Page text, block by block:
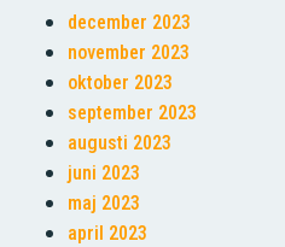
december 2023
november 2023
oktober 2023
september 2023
augusti 2023
juni 2023
maj 2023
april 2023